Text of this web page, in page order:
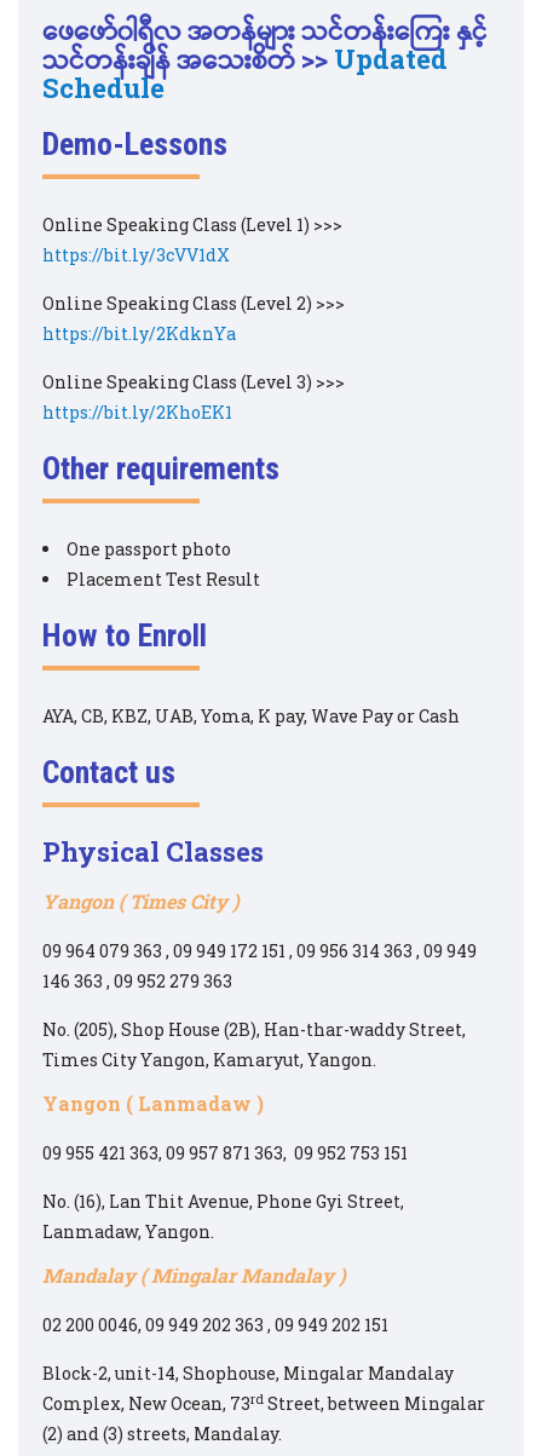
ဖေဖော်၀ါရီလအတန်များ သင်တန်းကြေး နှင့်
သင်တန်းချိန် အသေးစိတ် >> Updated
Schedule
Demo-Lessons
Online Speaking Class (Level 1) >>>
https://bit.ly/3cVV1dX
Online Speaking Class (Level 2) >>>
https://bit.ly/2KdknYa
Online Speaking Class (Level 3) >>>
https://bit.ly/2KhoEK1
Other requirements
One passport photo
Placement Test Result
How to Enroll
AYA, CB, KBZ, UAB, Yoma, K pay, Wave Pay or Cash
Contact us
Physical Classes
Yangon ( Times City )
09 964 079 363 , 09 949 172 151 , 09 956 314 363 , 09 949
146 363 , 09 952 279 363
No. (205), Shop House (2B), Han-thar-waddy Street,
Times City Yangon, Kamaryut, Yangon.
Yangon ( Lanmadaw )
09 955 421 363, 09 957 871 363, 09 952 753 151
No. (16), Lan Thit Avenue, Phone Gyi Street,
Lanmadaw, Yangon.
Mandalay ( Mingalar Mandalay )
02 200 0046, 09 949 202 363 , 09 949 202 151
Block-2, unit-14, Shophouse, Mingalar Mandalay
Complex, New Ocean, 73rd Street, between Mingalar
(2) and (3) streets, Mandalay.